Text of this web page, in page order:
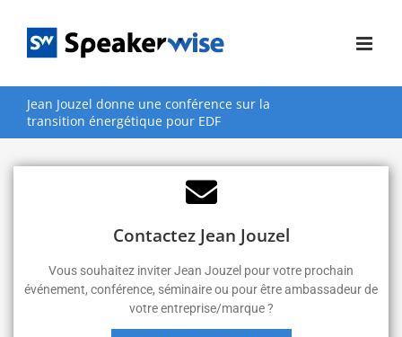
contenu
Jean Jouzel donne une conférence sur la
transition énergétique pour EDF
Contactez Jean Jouzel
Vous souhaitez inviter Jean Jouzel pour votre prochain
événement, conférence, séminaire ou pour être ambassadeur de
votre entreprise/marque ?